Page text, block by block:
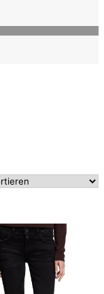
sortiert